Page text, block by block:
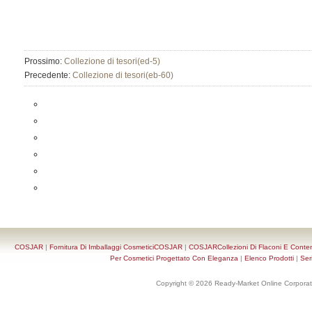
Prossimo: Collezione di tesori(ed-5)
Precedente: Collezione di tesori(eb-60)
COSJAR | Fornitura Di Imballaggi CosmeticiCOSJAR | COSJARCollezioni Di Flaconi E
Per Cosmetici Progettato Con Eleganza | Elenco Prodotti|
Copyright © 2026 Ready-Market Online